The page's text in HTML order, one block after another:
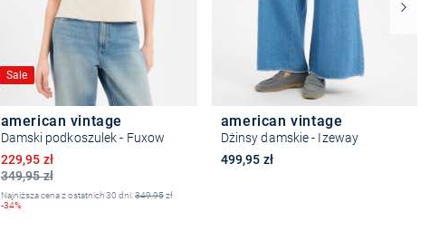
Sale
american vintage
Damski podkoszulek - Fuxow
349,95 zł
Obniżona cena
229,95 zł
Najniższa cena z ostatnich 30 dni:349,95zł
-34%
american vintage
Dżinsy damskie - Izeway
499,95 zł